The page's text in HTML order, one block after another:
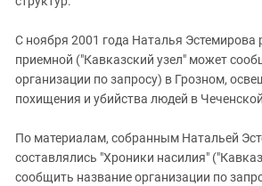
С ноября 2001 года Наталья Эстемирова
приемной ("Кавказский узел" может
организации по запросу) в Грозном,
похищения и убийства людей в
По материалам, собранным Натальей
составлялись "Хроники насилия"
сообщить название организации по